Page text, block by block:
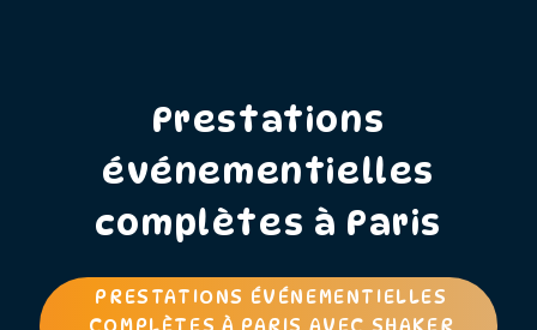
Prestations
événementielles
complètes à Paris
PRESTATIONS ÉVÉNEMENTIELLES